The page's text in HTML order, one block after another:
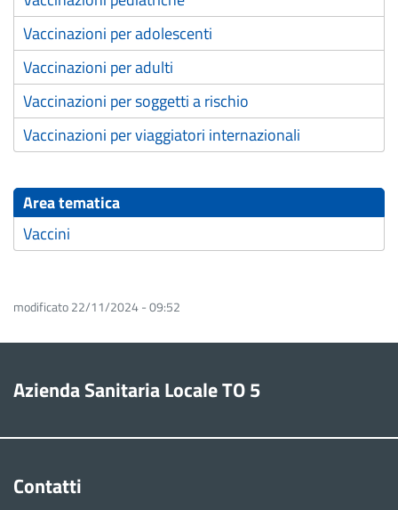
Vaccinazioni per adolescenti
Vaccinazioni per adulti
Vaccinazioni per soggetti a rischio
Vaccinazioni per viaggiatori internazionali
Area tematica
Vaccini
modificato 22/11/2024 - 09:52
Azienda Sanitaria Locale TO 5
Contatti